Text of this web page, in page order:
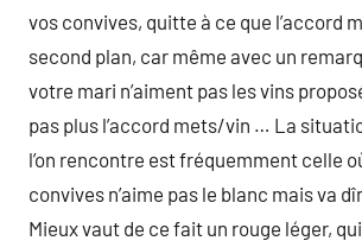
vos convives, quitte à ce que l’accord
second plan, car même avec un
votre mari n’aiment pas les vins
pas plus l’accord mets/vin … La
l’on rencontre est fréquemment celle
convives n’aime pas le blanc mais va
Mieux vaut de ce fait un rouge léger,